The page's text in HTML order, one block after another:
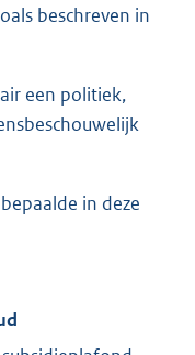
beschreven in
een politiek,
in deze